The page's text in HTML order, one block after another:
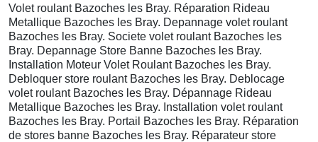
Volet roulant Bazoches les Bray. Réparation Rideau
Metallique Bazoches les Bray. Depannage volet roulant
Bazoches les Bray. Societe volet roulant Bazoches les
Bray. Depannage Store Banne Bazoches les Bray.
Installation Moteur Volet Roulant Bazoches les Bray.
Debloquer store roulant Bazoches les Bray. Deblocage
volet roulant Bazoches les Bray. Dépannage Rideau
Metallique Bazoches les Bray. Installation volet roulant
Bazoches les Bray. Portail Bazoches les Bray. Réparation
de stores banne Bazoches les Bray. Réparateur store